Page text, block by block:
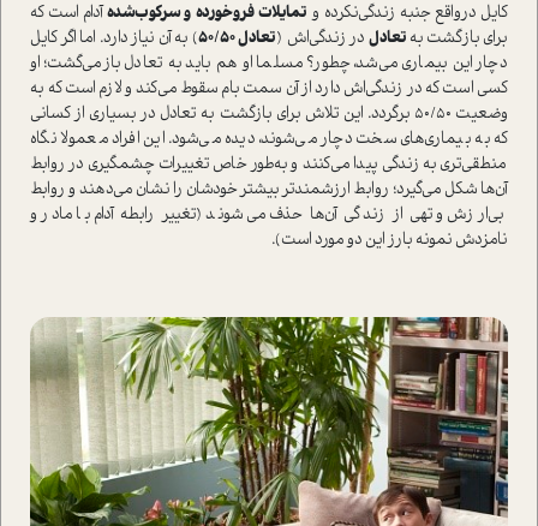
کایل در‌واقع جنبه زندگی‌نکرده و تمایلات فروخوردهو سرکوب‌شدهآدام ا‌ست که
برای بازگشت به تعادل در زندگی‌اش (تعادل 50/50
) به آن نیاز دارد. اما اگر کایل
دچار این بیماری می‌شد، چطور؟ مسلما او هم باید به تعادل بازمی‌گشت؛ او
کسی ا‌ست که در زندگی‌اش دارد از آن سمت بام سقوط می‌کند و لازم ا‌ست که به
وضعیت 50/50 برگردد. این تلاش برای بازگشت به تعادل در بسیاری از کسانی
که به بیماری‌های سخت دچار می‌شوند، دیده می‌شود. این افراد معمولا نگاه
منطقی‌تری به زندگی پیدا می‌کنند و به‌طور خاص تغییرات چشمگیری در روابط
آن‌ها شکل می‌گیرد؛ روابط ارزشمندتر بیشتر خودشان را نشان می‌دهند و روابط
بی‌ارزش و تهی از زندگی آن‌ها حذف می‌شوند (تغییر رابطه آدام با مادر و
نامزدش نمونه بارز این دو مورد ا‌ست).